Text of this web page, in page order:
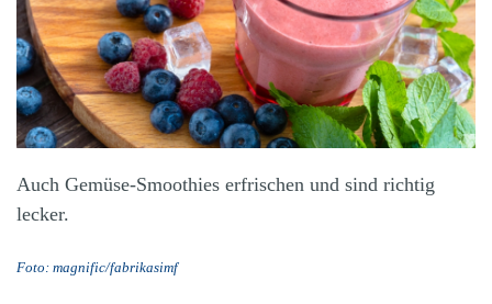
Auch ­Gemüse-Smoothies erfrischen und sind richtig
lecker.
Foto: magnific/fabrikasimf